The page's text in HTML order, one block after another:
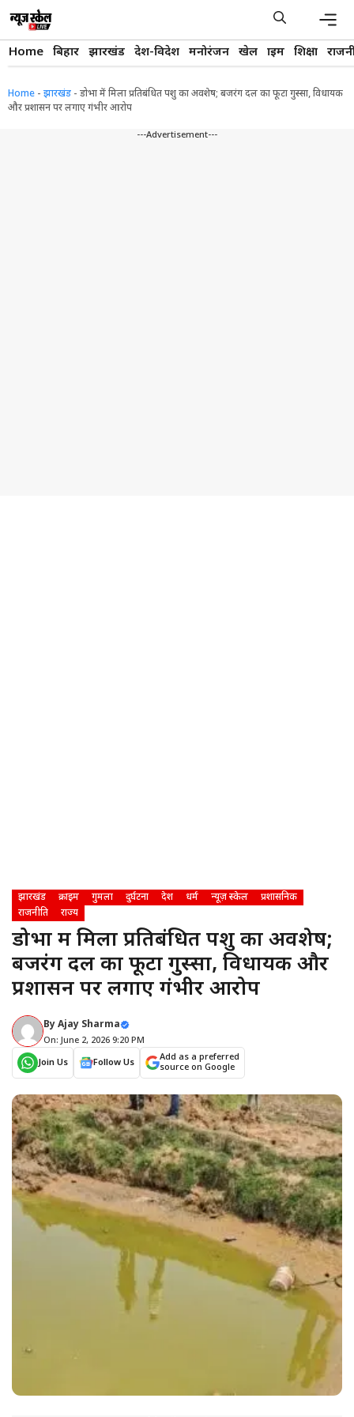
content
Home बिहार झारखंड देश-विदेश मनोरंजन खेल क्राइम शिक्षा
Home - झारखंड - डोभा में मिला प्रतिबंधित पशु का अवशेष; बजरंग दल का फूटा गुस्सा, विधायक
और प्रशासन पर लगाए गंभीर आरोप
---Advertisement---
झारखंड क्राइम गुमला दुर्घटना देश धर्म न्यूज़ स्केल
प्रशासनिक
राजनीति
राज्य
डोभा में मिला प्रतिबंधित पशु का अवशेष;
बजरंग दल का फूटा गुस्सा, विधायक और
प्रशासन पर लगाए गंभीर आरोप
ByAjay Sharma
On: June 2, 2026 9:20 PM
Join Us
Follow Us
Add as a preferred
source on Google